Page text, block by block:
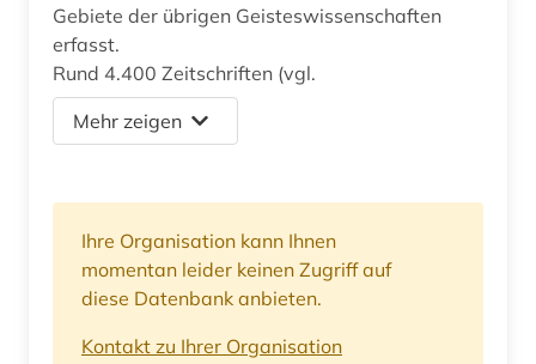
Gebiete der übrigen Geisteswissenschaften
erfasst.
Rund 4.400 Zeitschriften (vgl.
Mehr zeigen
Ihre Organisation kann Ihnen
momentan leider keinen Zugriff auf
diese Datenbank anbieten.
Kontakt zu Ihrer Organisation